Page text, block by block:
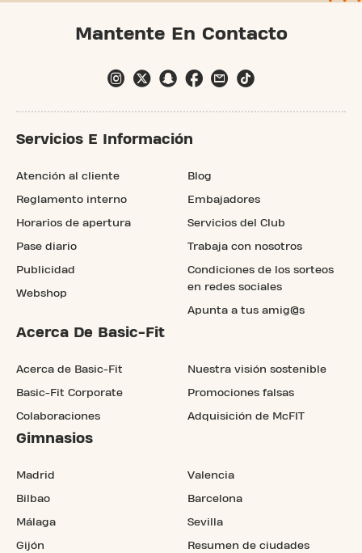
Mantente En Contacto
Servicios E Información
Atención al cliente
Reglamento interno
Horarios de apertura
Pase diario
Publicidad
Webshop
Blog
Embajadores
Servicios del Club
Trabaja con nosotros
Condiciones de los sorteos
en redes sociales
Apunta a tus amig@s
Acerca De Basic-Fit
Acerca de Basic-Fit
Basic-Fit Corporate
Colaboraciones
Nuestra visión sostenible
Promociones falsas
Adquisición de McFIT
Gimnasios
Madrid
Bilbao
Málaga
Gijón
Valencia
Barcelona
Sevilla
Resumen de ciudades